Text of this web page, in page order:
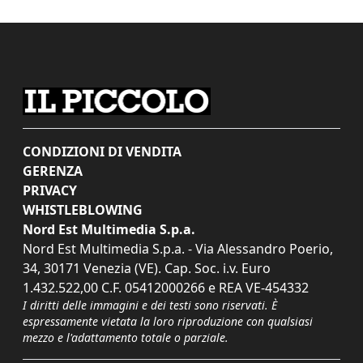
CONDIZIONI DI VENDITA
GERENZA
PRIVACY
WHISTLEBLOWING
Nord Est Multimedia S.p.a.
Nord Est Multimedia S.p.a. - Via Alessandro Poerio,
34, 30171 Venezia (VE). Cap. Soc. i.v. Euro
1.432.522,00 C.F. 05412000266 e REA VE-454332
I diritti delle immagini e dei testi sono riservati. È
espressamente vietata la loro riproduzione con qualsiasi
mezzo e l'adattamento totale o parziale.